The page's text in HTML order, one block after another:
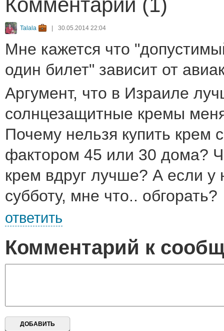
Комментарии (1)
Talala 30.05.2014 22:04
Мне кажется что
один билет" зависит от
Aргумент, что в Израиле
солнцезащитные кремы
Почему нельзя купить крем
фактором 45 или 30 дома?
крем вдруг лучше? А если у
субботу, мне что.. обгорать?
ответить
Комментарий к